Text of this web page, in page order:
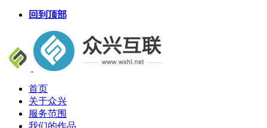
回到顶部
首页
关于众兴
服务范围